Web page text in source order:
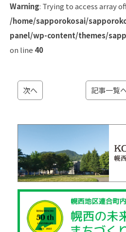
Warning: Trying to access array
/home/sapporokosai/
panel/wp-content/themes/
on line 40
次へ 記事一覧